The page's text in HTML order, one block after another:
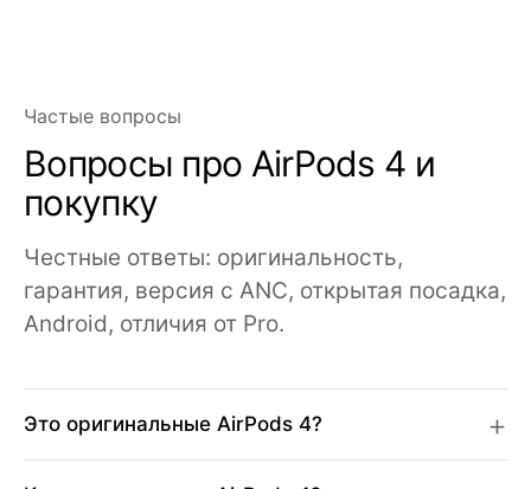
Частые вопросы
Вопросы про AirPods 4 и
покупку
Честные ответы: оригинальность,
гарантия, версия с ANC, открытая посадка,
Android, отличия от Pro.
Это оригинальные AirPods 4?
ОГРН-324861700073801
ИНН-860202894311
Политика конфиденциальности
использование любых материалов сайта без письменного
разрешения правообладателя. При полном или частичом
обязательна.